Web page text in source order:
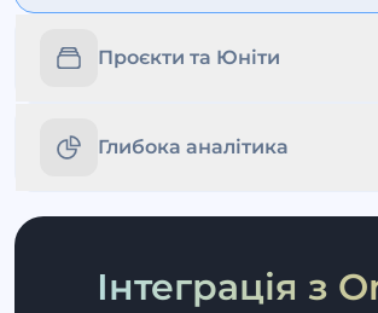
Проєкти та Юніти
LTV та CAC проєкту
Глибока аналітика
Інтеграція з